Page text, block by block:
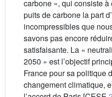
carbone », qui consiste
puits de carbone la part
incompressibles que
savons pas encore
satisfaisante. La «
2050 » est l’objectif
France pour sa politique
changement climatique,